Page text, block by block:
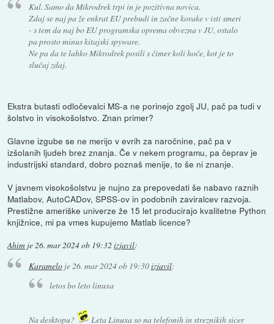
Kul. Samo da Mikrodrek trpi in je pozitivna novica.
Zdaj se naj pa že enkrat EU prebudi in začne korake v isti smeri
- s tem da naj bo EU programska oprema obvezna v JU, ostalo
pa prosto minus kitajski spyware.
Ne pa da te lahko Mikrodrek posili s čimer koli hoče, kot je to
slučaj zdaj.
Ekstra butasti odločevalci MS-a ne porinejo zgolj JU, pač pa tudi v
šolstvo in visokošolstvo. Znan primer?
Glavne izgube se ne merijo v evrih za naročnine, pač pa v
izšolanih ljudeh brez znanja. Če v nekem programu, pa čeprav je
industrijski standard, dobro poznaš menije, to še ni znanje.
V javnem visokošolstvu je nujno za prepovedati še nabavo raznih
Matlabov, AutoCADov, SPSS-ov in podobnih zaviralcev razvoja.
Prestižne ameriške univerze že 15 let producirajo kvalitetne Python
knjižnice, mi pa vmes kupujemo Matlab licence?
Ahim je26. mar 2024 ob 19:32 izjavil:
Karameloje 26. mar 2024 ob 19:30izjavil:
letos bo leto linuxa
Na desktopu?
Leta Linuxa so na telefonih in streznikih sicer